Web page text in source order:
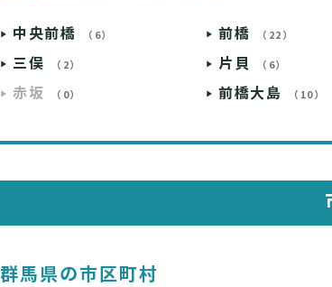
中央前橋 （6） 前橋 （22）
三俣 （2） 片貝 （6）
赤坂 （0） 前橋大島 （10）
群馬県の市区町村